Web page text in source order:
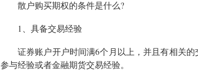
散户购买期权的条件是什么?
1、具备交易经验
证券账户开户时间满6个月以上，并且有相关
参与经验或者金融期货交易经验。